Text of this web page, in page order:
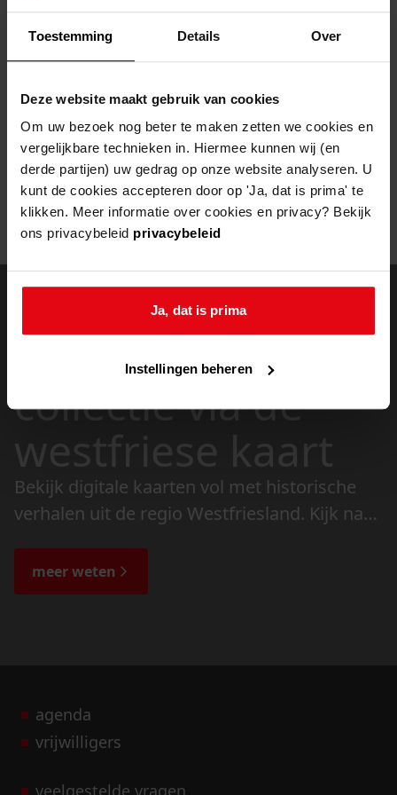
Toestemming Details Over
Deze website maakt gebruik van cookies
Om uw bezoek nog beter te maken zetten we cookies en
vergelijkbare technieken in. Hiermee kunnen wij (en
derde partijen) uw gedrag op onze website analyseren. U
kunt de cookies accepteren door op 'Ja, dat is prima' te
klikken. Meer informatie over cookies en privacy? Bekijk
ons privacybeleid privacybeleid
Ja, dat is prima
Instellingen beheren
Helaas, er is een fout opgetreden
Mogelijk kunt u deze pagina niet bezoeken door:
een verouderde bladwijzer/favoriet
een zoekmachine heeft eenverouderde lijst van de website
eenfout getyptadres
doorzoek de
collectie via de
westfriese kaart
Bekijk digitale kaarten vol met historische
verhalen uit de regio Westfriesland. Kijk naar
de bijzondere verhalen.
meer weten
agenda
vrijwilligers